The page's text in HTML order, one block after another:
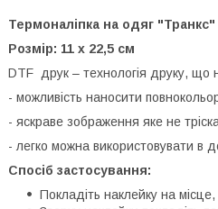
Термоналіпка на одяг "Транкс"
Розмір: 11 х 22,5 см
DTF друк – технологія друку, що
- можливість наносити
- яскраве зображення яке не
- легко можна використовувати в
Спосіб застосування:
Покладіть наклейку на